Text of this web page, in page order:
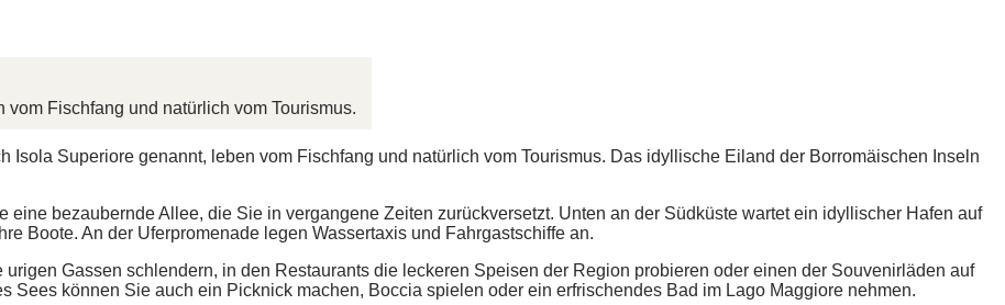
Fischfang und natürlich vom Tourismus.
Superiore genannt, leben vom Fischfang und natürlich vom Tourismus. Das idyllische Eiland der Borromäischen Inseln
eine bezaubernde Allee, die Sie in vergangene Zeiten zurückversetzt. Unten an der Südküste wartet ein idyllischer Hafen auf
Boote. An der Uferpromenade legen Wassertaxis und Fahrgastschiffe an.
Gassen schlendern, in den Restaurants die leckeren Speisen der Region probieren oder einen der Souvenirläden auf
Sees können Sie auch ein Picknick machen, Boccia spielen oder ein erfrischendes Bad im Lago Maggiore nehmen.